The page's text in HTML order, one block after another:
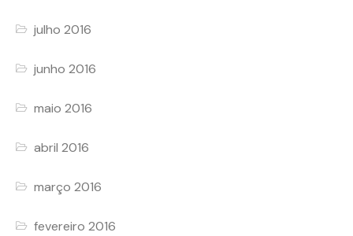
julho 2016
junho 2016
maio 2016
abril 2016
março 2016
fevereiro 2016